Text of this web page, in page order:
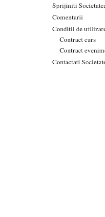
Sprijiniti
Comentarii
Conditii de
Contract curs
Contract
Contactati